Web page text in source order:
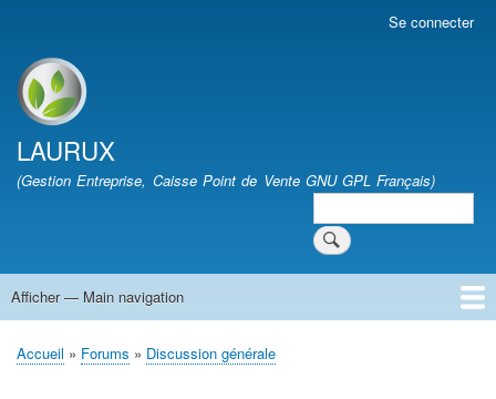
account
menu
Se connecter
Site branding
LAURUX
(Gestion Entreprise, Caisse Point de Vente GNU GPL Français)
Search
Main
Afficher — Main navigation
Accueil
Quoi de Neuf
Téléchargement
FAQ
Documentation
Développement
Forum
Vie Associative
Fil
Accueil Forums Discussion générale